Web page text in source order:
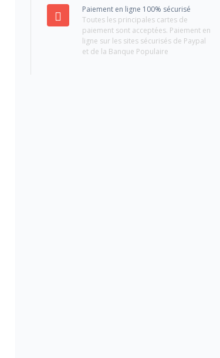
Paiement en ligne 100% sécurisé
Toutes les principales cartes de
paiement sont acceptées. Paiement en
ligne sur les sites sécurisés de Paypal
et de la Banque Populaire